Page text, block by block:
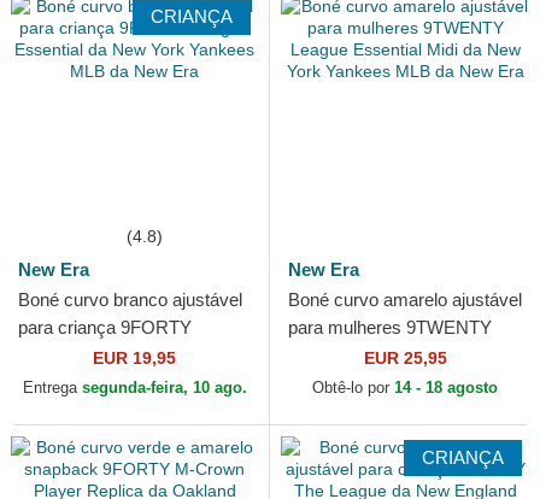
CRIANÇA
(4.8)
New Era
Boné curvo branco ajustável
para criança 9FORTY
League Essential da New
York Yankees MLB da New
EUR 19,95
Entrega segunda-feira, 10 ago.
New Era
Boné curvo amarelo ajustável
para mulheres 9TWENTY
League Essential Midi da
New York Yankees MLB...
EUR 25,95
Obtê-lo por 14 - 18 agosto
CRIANÇA